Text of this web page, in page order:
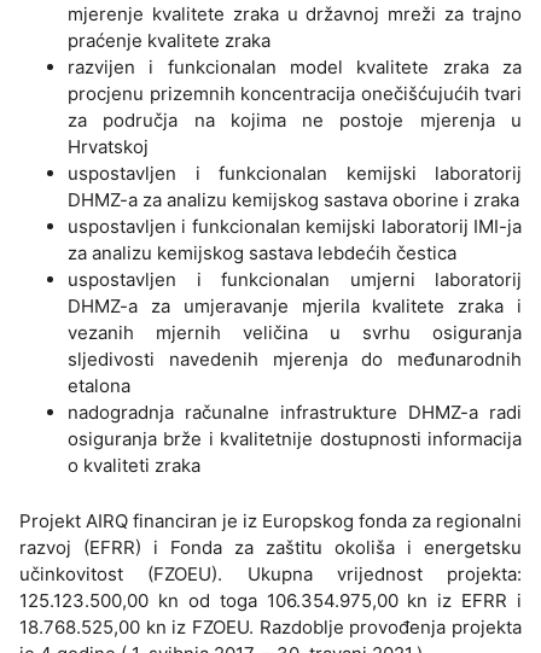
mjerenje kvalitete zraka u državnoj mreži za trajno
praćenje kvalitete zraka
razvijen i funkcionalan model kvalitete zraka za
procjenu prizemnih koncentracija onečišćujućih tvari
za područja na kojima ne postoje mjerenja u
Hrvatskoj
uspostavljen i funkcionalan kemijski laboratorij
DHMZ-a za analizu kemijskog sastava oborine i zraka
uspostavljen i funkcionalan kemijski laboratorij IMI-ja
za analizu kemijskog sastava lebdećih čestica
uspostavljen i funkcionalan umjerni laboratorij
DHMZ-a za umjeravanje mjerila kvalitete zraka i
vezanih mjernih veličina u svrhu osiguranja
sljedivosti navedenih mjerenja do međunarodnih
etalona
nadogradnja računalne infrastrukture DHMZ-a radi
osiguranja brže i kvalitetnije dostupnosti informacija
o kvaliteti zraka
Projekt AIRQ financiran je iz Europskog fonda za regionalni
razvoj (EFRR) i Fonda za zaštitu okoliša i energetsku
učinkovitost (FZOEU). Ukupna vrijednost projekta:
125.123.500,00 kn od toga 106.354.975,00 kn iz EFRR i
18.768.525,00 kn iz FZOEU. Razdoblje provođenja projekta